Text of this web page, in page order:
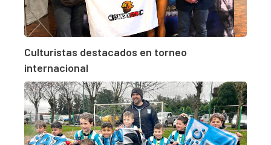
Culturistas destacados en torneo
internacional